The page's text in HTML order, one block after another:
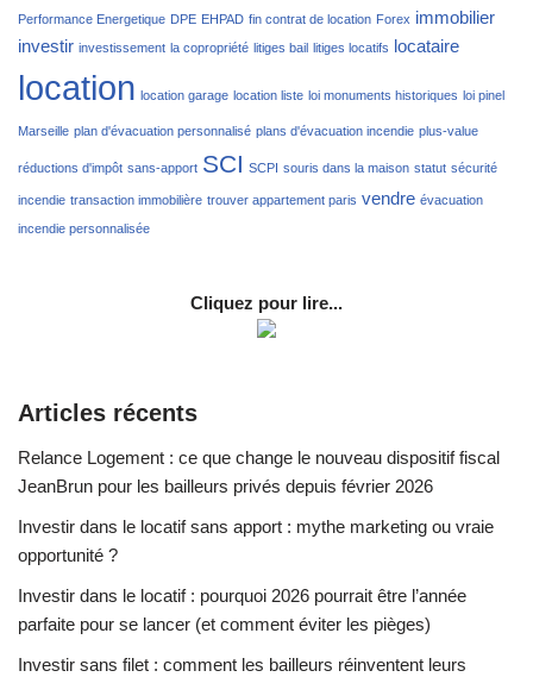
Performance Energetique DPE EHPAD fin contrat de location Forex immobilier
investir investissement la copropriété litiges bail litiges locatifs locataire
location location garage location liste loi monuments historiques loi pinel
Marseille plan d'évacuation personnalisé plans d'évacuation incendie plus-value
réductions d'impôt sans-apport SCI SCPI souris dans la maison statut sécurité
incendie transaction immobilière trouver appartement paris vendre évacuation
incendie personnalisée
Cliquez pour lire...
Articles récents
Relance Logement : ce que change le nouveau dispositif fiscal
JeanBrun pour les bailleurs privés depuis février 2026
Investir dans le locatif sans apport : mythe marketing ou vraie
opportunité ?
Investir dans le locatif : pourquoi 2026 pourrait être l’année
parfaite pour se lancer (et comment éviter les pièges)
Investir sans filet : comment les bailleurs réinventent leurs